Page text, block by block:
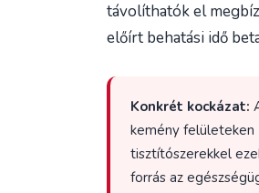
távolíthatók el
előírt behatási idő
Konkrét kockázat:
kemény felületeken
tisztítószerekkel
forrás az